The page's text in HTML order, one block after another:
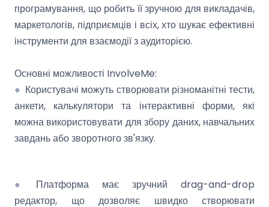
програмування, що робить її зручною для викладачів,
маркетологів, підприємців і всіх, хто шукає ефективні
інструменти для взаємодії з аудиторією.
Основні можливості InvolveMe:
● Користувачі можуть створювати різноманітні тести,
анкети, калькулятори та інтерактивні форми, які
можна використовувати для збору даних, навчальних
завдань або зворотного зв'язку.
● Платформа має зручний drag-and-drop
редактор, що дозволяє швидко створювати